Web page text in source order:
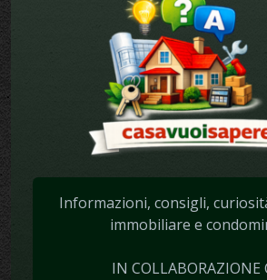
Informazioni, consigli,
immobiliare e
IN COLLABORAZIONE